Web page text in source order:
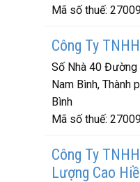
Mã số thuế:
Công Ty
Số Nhà 40
Nam Bình, Thành
Bình
Mã số thuế:
Công Ty
Lượng Cao